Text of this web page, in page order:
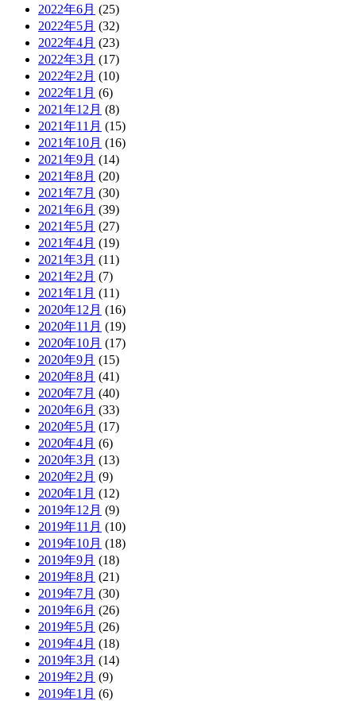
2022年6月 (25)
2022年5月 (32)
2022年4月 (23)
2022年3月 (17)
2022年2月 (10)
2022年1月 (6)
2021年12月 (8)
2021年11月 (15)
2021年10月 (16)
2021年9月 (14)
2021年8月 (20)
2021年7月 (30)
2021年6月 (39)
2021年5月 (27)
2021年4月 (19)
2021年3月 (11)
2021年2月 (7)
2021年1月 (11)
2020年12月 (16)
2020年11月 (19)
2020年10月 (17)
2020年9月 (15)
2020年8月 (41)
2020年7月 (40)
2020年6月 (33)
2020年5月 (17)
2020年4月 (6)
2020年3月 (13)
2020年2月 (9)
2020年1月 (12)
2019年12月 (9)
2019年11月 (10)
2019年10月 (18)
2019年9月 (18)
2019年8月 (21)
2019年7月 (30)
2019年6月 (26)
2019年5月 (26)
2019年4月 (18)
2019年3月 (14)
2019年2月 (9)
2019年1月 (6)